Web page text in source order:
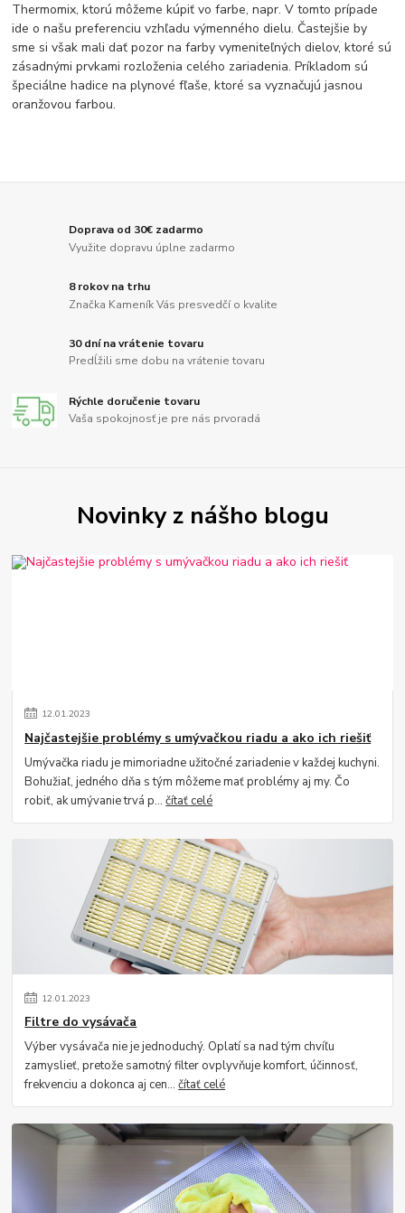
Thermomix, ktorú môžeme kúpiť vo farbe, napr. V tomto prípade
ide o našu preferenciu vzhľadu výmenného dielu. Častejšie by
sme si však mali dať pozor na farby vymeniteľných dielov, ktoré sú
zásadnými prvkami rozloženia celého zariadenia. Príkladom sú
špeciálne hadice na plynové fľaše, ktoré sa vyznačujú jasnou
oranžovou farbou.
Doprava od 30€ zadarmo
Využite dopravu úplne zadarmo
8 rokov na trhu
Značka Kameník Vás presvedčí o kvalite
30 dní na vrátenie tovaru
Predĺžili sme dobu na vrátenie tovaru
Rýchle doručenie tovaru
Vaša spokojnosť je pre nás prvoradá
Novinky z nášho blogu
12.01.2023
Najčastejšie problémy s umývačkou riadu a ako ich riešiť
Umývačka riadu je mimoriadne užitočné zariadenie v každej kuchyni.
Bohužiaľ, jedného dňa s tým môžeme mať problémy aj my. Čo
robiť, ak umývanie trvá p...čítať celé
12.01.2023
Filtre do vysávača
Výber vysávača nie je jednoduchý. Oplatí sa nad tým chvíľu
zamyslieť, pretože samotný filter ovplyvňuje komfort, účinnosť,
frekvenciu a dokonca aj cen...čítať celé